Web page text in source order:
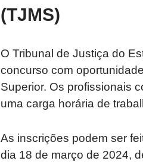
(TJMS)
O Tribunal de Justiça do
concurso com
Superior. Os profissionais
uma carga horária de
As inscrições podem ser
dia 18 de março de 2024,